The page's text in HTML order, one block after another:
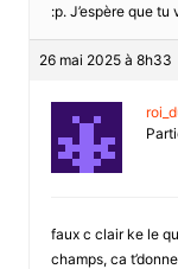
:p. J’espère que
26 mai 2025 à 8h33
faux c clair ke le
champs, ca